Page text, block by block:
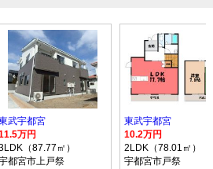
武宇都宮
万円
（87.77㎡）
都宮市上戸祭
東武宇都宮
10.2万円
2LDK（78.01㎡）
宇都宮市戸祭